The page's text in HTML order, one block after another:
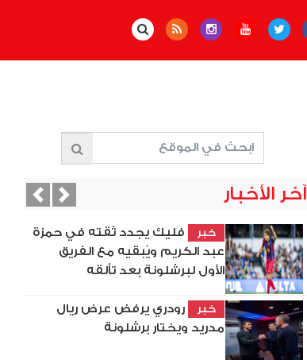
آخر الأخبار
خبر
فليك يجدد ثقته في حمزة
عبد الكريم ويُبقيه مع الفريق
الأول لبرشلونة بعد تألقه
خبر
رودري يرفض عرض ريال
مدريد ويختار برشلونة
PreviousNext